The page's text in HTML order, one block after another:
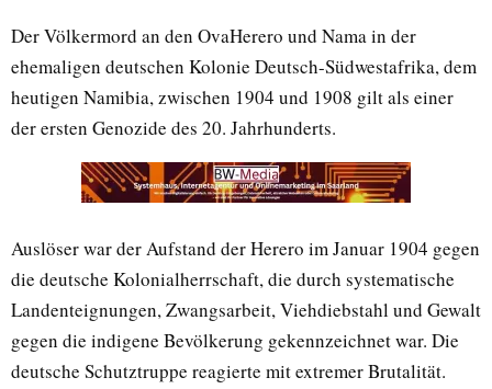
Der Völkermord an den OvaHerero und Nama in der
ehemaligen deutschen Kolonie Deutsch-Südwestafrika, dem
heutigen Namibia, zwischen 1904 und 1908 gilt als einer
der ersten Genozide des 20. Jahrhunderts.
Auslöser war der Aufstand der Herero im Januar 1904 gegen
die deutsche Kolonialherrschaft, die durch systematische
Landenteignungen, Zwangsarbeit, Viehdiebstahl und Gewalt
gegen die indigene Bevölkerung gekennzeichnet war. Die
deutsche Schutztruppe reagierte mit extremer Brutalität.